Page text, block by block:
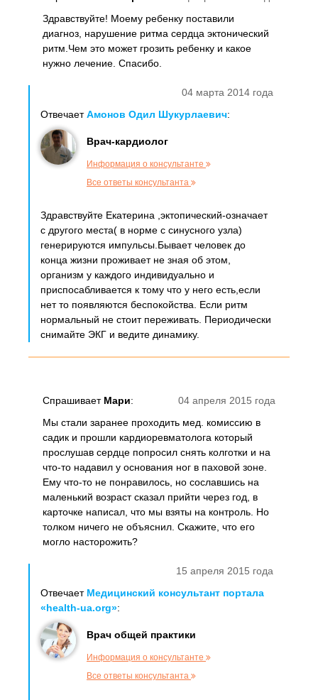
Здравствуйте! Моему ребенку поставили
диагноз, нарушение ритма сердца эктонический
ритм.Чем это может грозить ребенку и какое
нужно лечение. Спасибо.
04 марта 2014 года
ОтвечаетАмонов Одил Шукурлаевич:
Врач-кардиолог
Информация о консультанте
Все ответы консультанта
Здравствуйте Екатерина ,эктопический-означает
с другого места( в норме с синусного узла)
генерируются импульсы.Бывает человек до
конца жизни проживает не зная об этом,
организм у каждого индивидуально и
приспосабливается к тому что у него есть,если
нет то появляются беспокойства. Если ритм
нормальный не стоит переживать. Периодически
снимайте ЭКГ и ведите динамику.
04 апреля 2015 года
Спрашивает Мари:
Мы стали заранее проходить мед. комиссию в
садик и прошли кардиоревматолога который
прослушав сердце попросил снять колготки и на
что-то надавил у основания ног в паховой зоне.
Ему что-то не понравилось, но сославшись на
маленький возраст сказал прийти через год, в
карточке написал, что мы взяты на контроль. Но
толком ничего не объяснил. Скажите, что его
могло насторожить?
15 апреля 2015 года
Отвечает Медицинский консультант портала
«health-ua.org»:
Врач общей практики
Информация о консультанте
Все ответы консультанта